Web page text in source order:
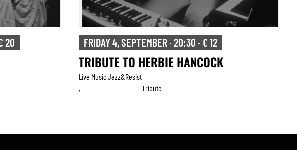
SATURDAY 5, SEPTEMBER · 20:30 · € 15
BRUSSELS SALSA PROJECT
Live Music Jazz&resist